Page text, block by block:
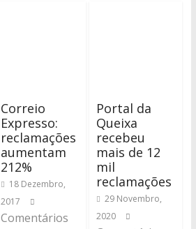
Correio
Expresso:
reclamações
aumentam
212%
18 Dezembro,
2017
Comentários
Portal da
Queixa
recebeu
mais de 12
mil
reclamações
29 Novembro,
2020